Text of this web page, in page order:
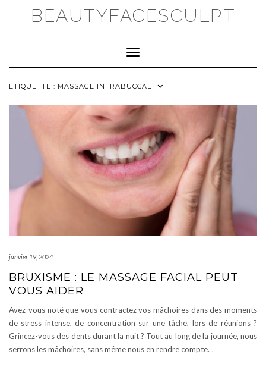
BEAUTYFACESCULPT
Toggle Navigation
ÉTIQUETTE : MASSAGE INTRABUCCAL
janvier 19, 2024
BRUXISME : LE MASSAGE FACIAL PEUT
VOUS AIDER
Avez-vous noté que vous contractez vos mâchoires dans des moments
de stress intense, de concentration sur une tâche, lors de réunions ?
Grincez-vous des dents durant la nuit ? Tout au long de la journée, nous
serrons les mâchoires, sans même nous en rendre compte. …